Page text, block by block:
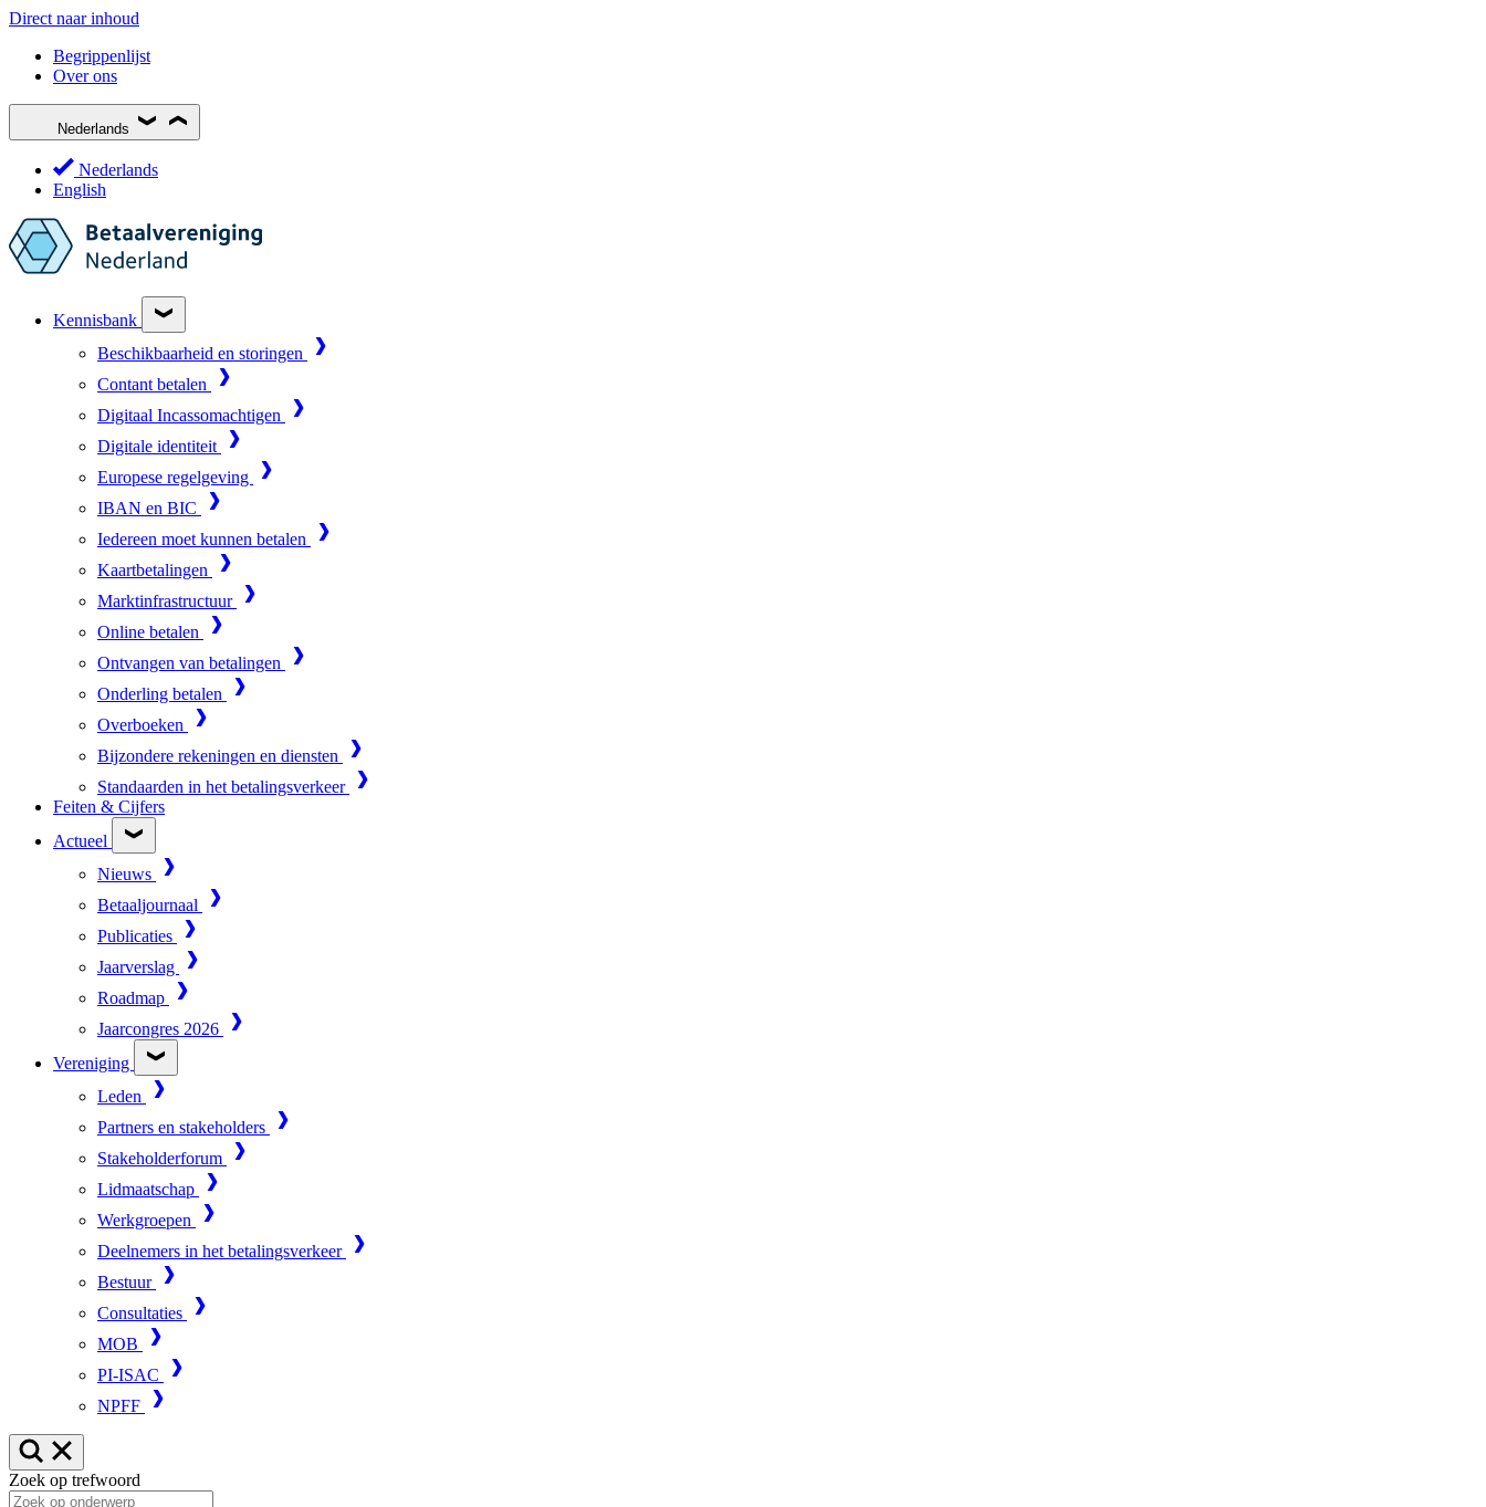
Direct naar inhoud
Begrippenlijst
Over ons
Nederlands
Nederlands
English
Kennisbank
Beschikbaarheid en storingen
Contant betalen
Digitaal Incassomachtigen
Digitale identiteit
Europese regelgeving
IBAN en BIC
Iedereen moet kunnen betalen
Kaartbetalingen
Marktinfrastructuur
Online betalen
Ontvangen van betalingen
Onderling betalen
Overboeken
Bijzondere rekeningen en diensten
Standaarden in het betalingsverkeer
Feiten & Cijfers
Actueel
Nieuws
Betaaljournaal
Publicaties
Jaarverslag
Roadmap
Jaarcongres 2026
Vereniging
Leden
Partners en stakeholders
Stakeholderforum
Lidmaatschap
Werkgroepen
Deelnemers in het betalingsverkeer
Bestuur
Consultaties
MOB
PI-ISAC
NPFF
Zoek op trefwoord